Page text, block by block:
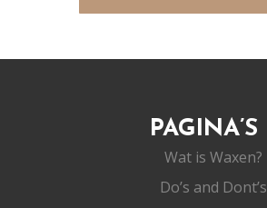
PAGINA’S
Wat is Waxen?
Do’s and Dont’s